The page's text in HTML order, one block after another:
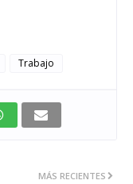
Trabajo
MÁS RECIENTES